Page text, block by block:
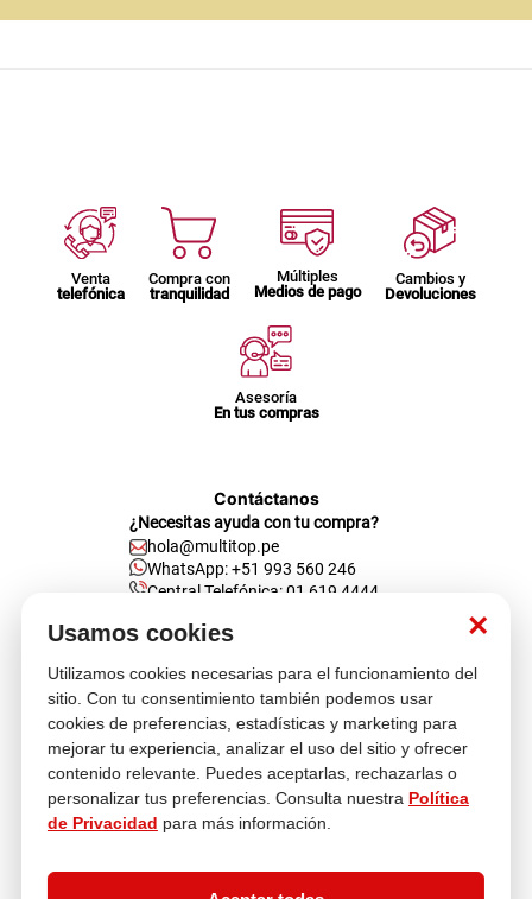
×
Usamos cookies
Utilizamos cookies necesarias para el funcionamiento del
sitio. Con tu consentimiento también podemos usar
cookies de preferencias, estadísticas y marketing para
mejorar tu experiencia, analizar el uso del sitio y ofrecer
contenido relevante. Puedes aceptarlas, rechazarlas o
personalizar tus preferencias. Consulta nuestra Política
de Privacidad para más información.
Venta
telefónica
Compra con
tranquilidad
Múltiples
Medios de pago
Cambios y
Devoluciones
Asesoría
En tus compras
Contáctanos
¿Necesitas ayuda con tu compra?
hola@multitop.pe
WhatsApp: +51 993 560 246
Central Telefónica: 01 619 4444
Clientes corporativos
Jefa de Ventas Empresas
kgarcia@multitop.pe
Tienda física
Av. Iquitos 670 - 699, La Victoria
L-S: 8:00 a.m. - 6:30 p.m.
Feriados: 9:00 a.m. - 5:00 p.m.